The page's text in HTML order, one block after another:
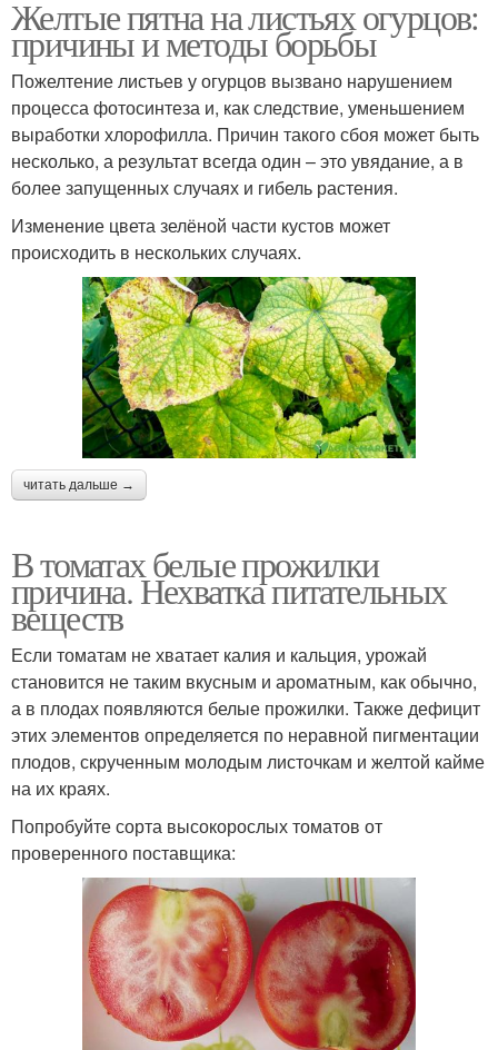
Желтые пятна на листьях огурцов:
причины и методы борьбы
Пожелтение листьев у огурцов вызвано нарушением
процесса фотосинтеза и, как следствие, уменьшением
выработки хлорофилла. Причин такого сбоя может быть
несколько, а результат всегда один – это увядание, а в
более запущенных случаях и гибель растения.
Изменение цвета зелёной части кустов может
происходить в нескольких случаях.
читать дальше →
В томатах белые прожилки
причина. Нехватка питательных
веществ
Если томатам не хватает калия и кальция, урожай
становится не таким вкусным и ароматным, как обычно,
а в плодах появляются белые прожилки. Также дефицит
этих элементов определяется по неравной пигментации
плодов, скрученным молодым листочкам и желтой кайме
на их краях.
Попробуйте сорта высокорослых томатов от
проверенного поставщика: